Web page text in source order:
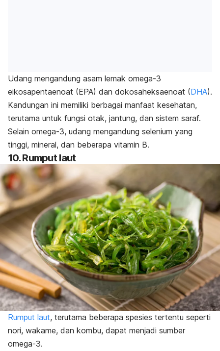
Udang mengandung asam lemak omega-3
eikosapentaenoat (EPA) dan dokosaheksaenoat (DHA).
Kandungan ini memiliki berbagai manfaat kesehatan,
terutama untuk fungsi otak, jantung, dan sistem saraf.
Selain omega-3, udang mengandung selenium yang
tinggi, mineral, dan beberapa vitamin B.
10. Rumput laut
Rumput laut, terutama beberapa spesies tertentu seperti
nori, wakame, dan kombu, dapat menjadi sumber
omega-3.